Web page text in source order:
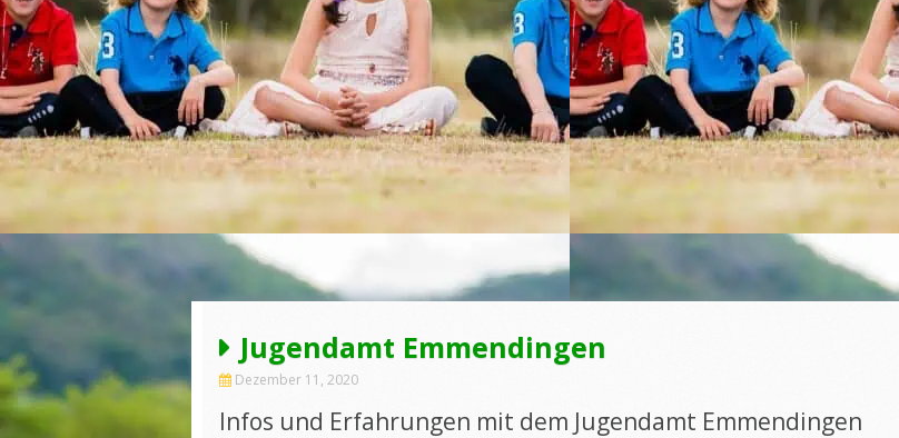
Datenschutzerklärung
Impressum
Jugendamt Emmendingen
Dezember 11, 2020
Infos und Erfahrungen mit dem Jugendamt Emmendingen